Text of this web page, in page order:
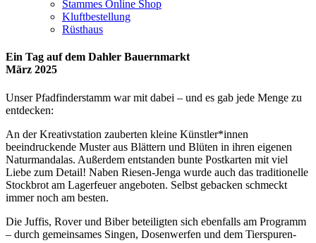
Stammes Online Shop
Kluftbestellung
Rüsthaus
Ein Tag auf dem Dahler Bauernmarkt
März 2025
Unser Pfadfinderstamm war mit dabei – und es gab jede Menge zu
entdecken:
An der Kreativstation zauberten kleine Künstler*innen
beeindruckende Muster aus Blättern und Blüten in ihren eigenen
Naturmandalas. Außerdem entstanden bunte Postkarten mit viel
Liebe zum Detail! Naben Riesen-Jenga wurde auch das traditionelle
Stockbrot am Lagerfeuer angeboten. Selbst gebacken schmeckt
immer noch am besten.
Die Juffis, Rover und Biber beteiligten sich ebenfalls am Programm
– durch gemeinsames Singen, Dosenwerfen und dem Tierspuren-